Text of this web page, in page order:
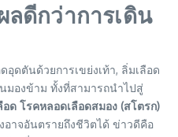
ลดีกว่าการเดิน
อุดตันด้วยการเขย่งเท้า, ลิ่มเลือด
มองข้าม ทั้งที่สามารถนำไปสู่
ด โรคหลอดเลือดสมอง (สโตรก)
อาจอันตรายถึงชีวิตได้ ข่าวดีคือ